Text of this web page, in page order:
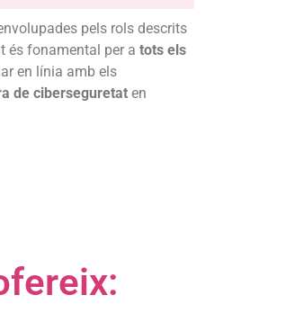
pels rols descrits
és fonamental per a tots els
en línia amb els
de ciberseguretat en